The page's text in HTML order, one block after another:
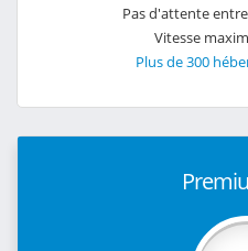
Pas d'attente
Vitesse
Plus de 300